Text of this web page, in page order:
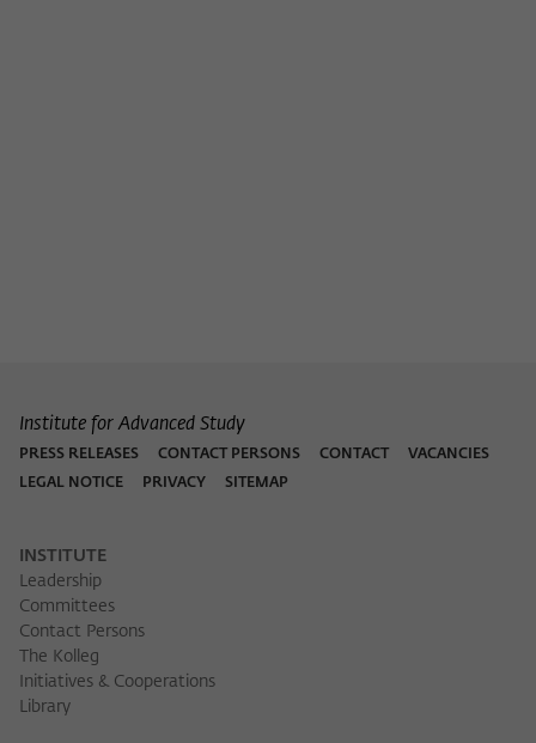
Institute for Advanced Study
PRESS RELEASES CONTACT PERSONS CONTACT
VACANCIES
LEGAL NOTICE
PRIVACY SITEMAP
INSTITUTE
Leadership
Committees
Contact Persons
The Kolleg
Initiatives & Cooperations
Library